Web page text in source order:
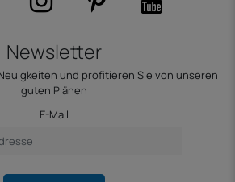
Newsletter
und profitieren Sie von unseren
guten Plänen
E-Mail